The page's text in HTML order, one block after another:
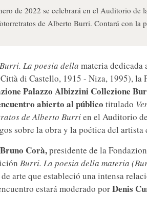
de 2022 se celebrará en el Auditorio de
de Alberto Burri. Contará con la
Burri. La poesia della materia dedicada
di Castello, 1915 - Niza, 1995), la
Palazzo Albizzini Collezione
abierto al público titulado
de Alberto Burrien el Auditorio
sobre la obra y la poética del artista
Bruno Corà,presidente de la
Burri. La poesia della materia
arte que estableció una intensa
estará moderado porDenis